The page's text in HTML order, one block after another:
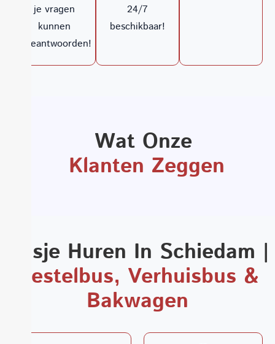
je vragen
kunnen
beantwoorden!
24/7
beschikbaar!
Wat Onze ​
Klanten Zeggen
Busje Huren In Schiedam |
Bestelbus, Verhuisbus &
Bakwagen